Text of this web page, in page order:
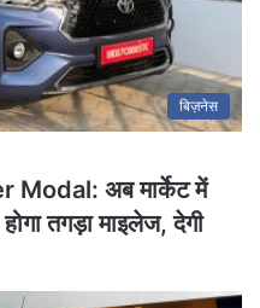
बिज़नेस
अब मार्केट में
तगड़ा माइलेज, देगी